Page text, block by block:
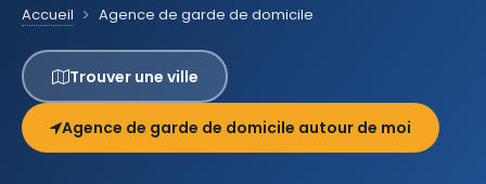
Accueil Agence de garde de domicile
Trouver une ville
Agence de garde de domicile autour de moi